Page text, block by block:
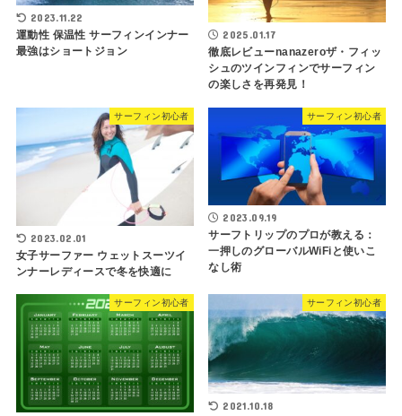
2023.11.22
運動性 保温性 サーフィンインナー
最強はショートジョン
2025.01.17
徹底レビューnanazeroザ・フィッ
シュのツインフィンでサーフィン
の楽しさを再発見！
サーフィン初心者
2023.02.01
女子サーファー ウェットスーツイ
ンナーレディースで冬を快適に
サーフィン初心者
2023.09.19
サーフトリップのプロが教える：
一押しのグローバルWiFiと使いこ
なし術
サーフィン初心者 サーフィン初心者
2021.10.18